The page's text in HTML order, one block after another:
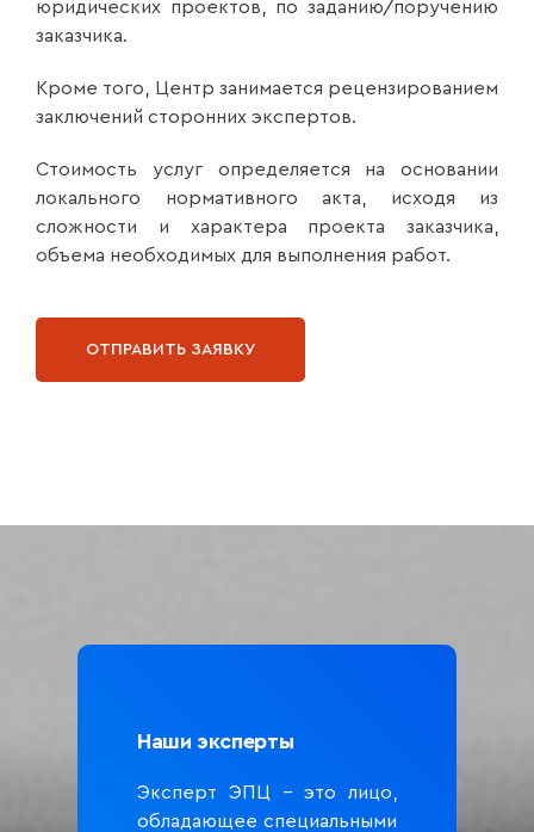
юридических проектов, по заданию/поручению
заказчика.
Кроме того, Центр занимается рецензированием
заключений сторонних экспертов.
Стоимость услуг определяется на основании
локального нормативного акта, исходя из
сложности и характера проекта заказчика,
объема необходимых для выполнения работ.
ОТПРАВИТЬ ЗАЯВКУ
Наши эксперты
Эксперт ЭПЦ – это лицо,
обладающее специальными